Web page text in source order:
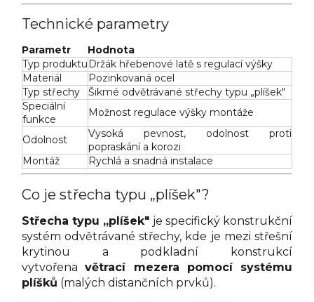
Technické parametry
Parametr
Hodnota
Typ produktu Držák hřebenové latě s regulací výšky
Materiál
Pozinkovaná ocel
Typ střechy
Šikmé odvětrávané střechy typu „plíšek"
Speciální
funkce
Možnost regulace výšky montáže
Odolnost
Vysoká pevnost, odolnost proti
popraskání a korozi
Montáž
Rychlá a snadná instalace
Co je střecha typu „plíšek"?
Střecha typu „plíšek" je specifický konstrukční
systém odvětrávané střechy, kde je mezi střešní
krytinou a podkladní konstrukcí
vytvořena větrací mezera pomocí systému
plíšků (malých distančních prvků).